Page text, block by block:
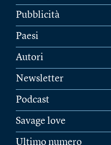
Pubblicità
Paesi
Autori
Newsletter
Podcast
Savage love
Ultimo numero